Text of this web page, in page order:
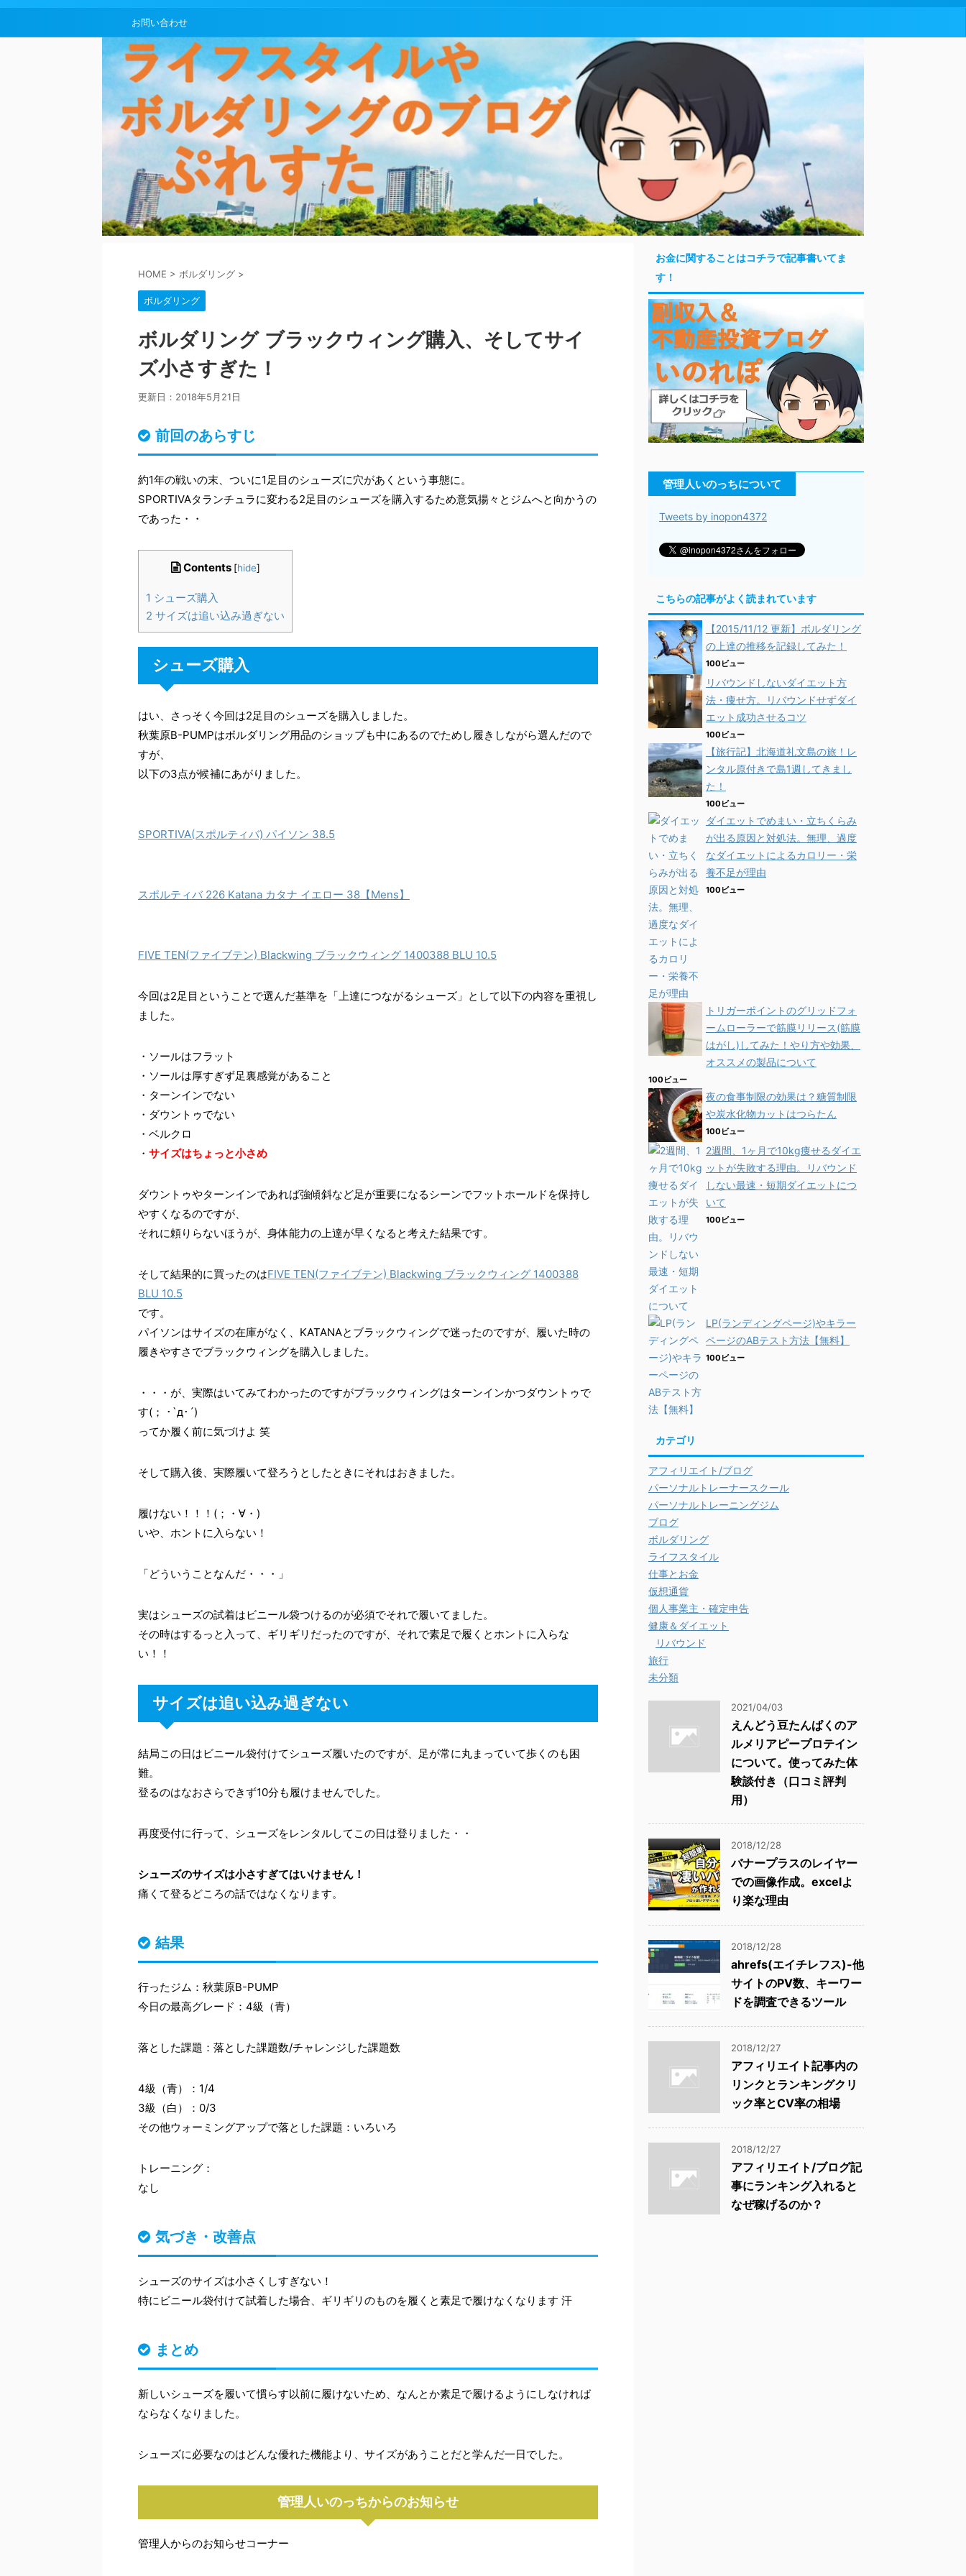
お問い合わせ
HOME > ボルダリング >
ボルダリング
ボルダリング ブラックウィング購入、そしてサイ
ズ小さすぎた！
更新日： 2018年5月21日
前回のあらすじ
約1年の戦いの末、ついに1足目のシューズに穴があくという事態に。
SPORTIVAタランチュラに変わる2足目のシューズを購入するため意気揚々とジムへと向かうの
であった・・
Contents [hide]
1 シューズ購入
2 サイズは追い込み過ぎない
シューズ購入
はい、さっそく今回は2足目のシューズを購入しました。
秋葉原B-PUMPはボルダリング用品のショップも中にあるのでためし履きしながら選んだので
すが、
以下の3点が候補にあがりました。
SPORTIVA(スポルティバ) パイソン 38.5
スポルティバ 226 Katana カタナ イエロー 38【Mens】
FIVE TEN(ファイブテン) Blackwing ブラックウィング 1400388 BLU 10.5
今回は2足目ということで選んだ基準を「上達につながるシューズ」として以下の内容を重視し
ました。
・ソールはフラット
・ソールは厚すぎず足裏感覚があること
・ターンインでない
・ダウントゥでない
・ベルクロ
・ サイズはちょっと小さめ
ダウントゥやターンインであれば強傾斜など足が重要になるシーンでフットホールドを保持し
やすくなるのですが、
それに頼りらないほうが、身体能力の上達が早くなると考えた結果です。
そして結果的に買ったのはFIVE TEN(ファイブテン) Blackwing ブラックウィング 1400388
BLU 10.5
です。
パイソンはサイズの在庫がなく、KATANAとブラックウィングで迷ったのですが、履いた時の
履きやすさでブラックウィングを購入しました。
・・・が、実際はいてみてわかったのですがブラックウィングはターンインかつダウントゥで
す(； ･`д･´)
ってか履く前に気づけよ 笑
そして購入後、実際履いて登ろうとしたときにそれはおきました。
履けない！！！(；・∀・)
いや、ホントに入らない！
「どういうことなんだ・・・」
実はシューズの試着はビニール袋つけるのが必須でそれで履いてました。
その時はするっと入って、ギリギリだったのですが、それで素足で履くとホントに入らな
い！！
サイズは追い込み過ぎない
結局この日はビニール袋付けてシューズ履いたのですが、足が常に丸まっていて歩くのも困
難。
登るのはなおさらできず10分も履けませんでした。
再度受付に行って、シューズをレンタルしてこの日は登りました・・
シューズのサイズは小さすぎてはいけません！
痛くて登るどころの話ではなくなります。
結果
行ったジム：秋葉原B-PUMP
今日の最高グレード：4級（青）
落とした課題：落とした課題数/チャレンジした課題数
4級（青）：1/4
3級（白）：0/3
その他ウォーミングアップで落とした課題：いろいろ
トレーニング：
なし
気づき・改善点
シューズのサイズは小さくしすぎない！
特にビニール袋付けて試着した場合、ギリギリのものを履くと素足で履けなくなります 汗
まとめ
新しいシューズを履いて慣らす以前に履けないため、なんとか素足で履けるようにしなければ
ならなくなりました。
シューズに必要なのはどんな優れた機能より、サイズがあうことだと学んだ一日でした。
管理人いのっちからのお知らせ
管理人からのお知らせコーナー
お金に関することはコチラで記事書いてま
す！
管理人いのっちについて
Tweets by inopon4372
こちらの記事がよく読まれています
【2015/11/12 更新】ボルダリング
の上達の推移を記録してみた！
100ビュー
リバウンドしないダイエット方
法・痩せ方。リバウンドせずダイ
エット成功させるコツ
100ビュー
【旅行記】北海道礼文島の旅！レ
ンタル原付きで島1週してきまし
た！
100ビュー
ダイエットでめまい・立ちくらみ
が出る原因と対処法。無理、過度
なダイエットによるカロリー・栄
養不足が理由
100ビュー
トリガーポイントのグリッドフォ
ームローラーで筋膜リリース(筋膜
はがし)してみた！やり方や効果、
オススメの製品について
100ビュー
夜の食事制限の効果は？糖質制限
や炭水化物カットはつらたん
100ビュー
2週間、1ヶ月で10kg痩せるダイエ
ットが失敗する理由。リバウンド
しない最速・短期ダイエットにつ
いて
100ビュー
LP(ランディングページ)やキラー
ページのABテスト方法【無料】
100ビュー
カテゴリ
アフィリエイト/ブログ
パーソナルトレーナースクール
パーソナルトレーニングジム
ブログ
ボルダリング
ライフスタイル
仕事とお金
仮想通貨
個人事業主・確定申告
健康＆ダイエット
リバウンド
旅行
未分類
2021/04/03
えんどう豆たんぱくのア
ルメリアピープロテイン
について。使ってみた体
験談付き（口コミ評判
用）
2018/12/28
バナープラスのレイヤー
での画像作成。excelよ
り楽な理由
2018/12/28
ahrefs(エイチレフス)-他
サイトのPV数、キーワー
ドを調査できるツール
2018/12/27
アフィリエイト記事内の
リンクとランキングクリ
ック率とCV率の相場
2018/12/27
アフィリエイト/ブログ記
事にランキング入れると
なぜ稼げるのか？